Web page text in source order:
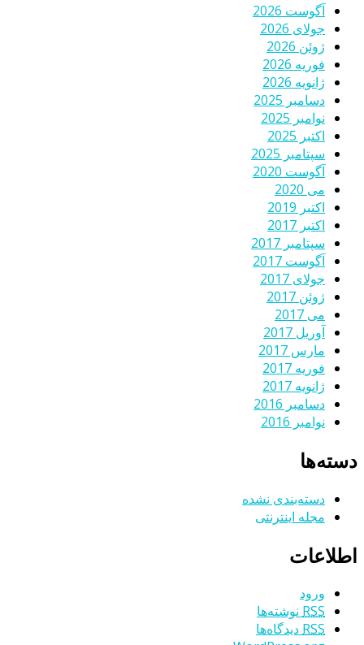
آگوست 2026
جولای 2026
ژوئن 2026
فوریه 2026
ژانویه 2026
دسامبر 2025
نوامبر 2025
اکتبر 2025
سپتامبر 2025
آگوست 2020
می 2020
اکتبر 2019
اکتبر 2017
سپتامبر 2017
آگوست 2017
جولای 2017
ژوئن 2017
می 2017
آوریل 2017
مارس 2017
فوریه 2017
ژانویه 2017
دسامبر 2016
نوامبر 2016
دسته‌ها
دسته‌بندی نشده
مجله اینترنتی
اطلاعات
ورود
RSS نوشته‌ها
RSSدیدگاه‌ها